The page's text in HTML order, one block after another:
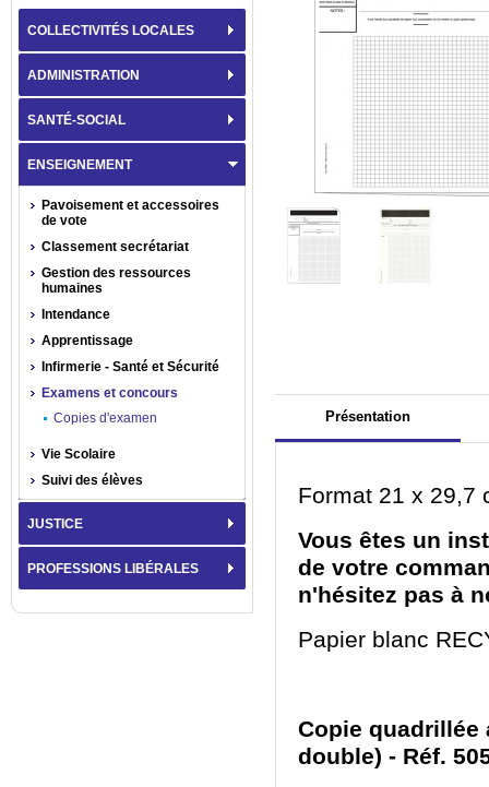
Présentation
Format 21 x 29,7
Vous êtes un
de votre
n'hésitez pas à
Papier blanc
Copie quadrillée
double) - Réf.
COLLECTIVITÉS LOCALES
ADMINISTRATION
SANTÉ-SOCIAL
ENSEIGNEMENT
Pavoisement et accessoires
de vote
Classement secrétariat
Gestion des ressources
humaines
Intendance
Apprentissage
Infirmerie - Santé et Sécurité
Examens et concours
Copies d'examen
Vie Scolaire
Suivi des élèves
JUSTICE
PROFESSIONS LIBÉRALES